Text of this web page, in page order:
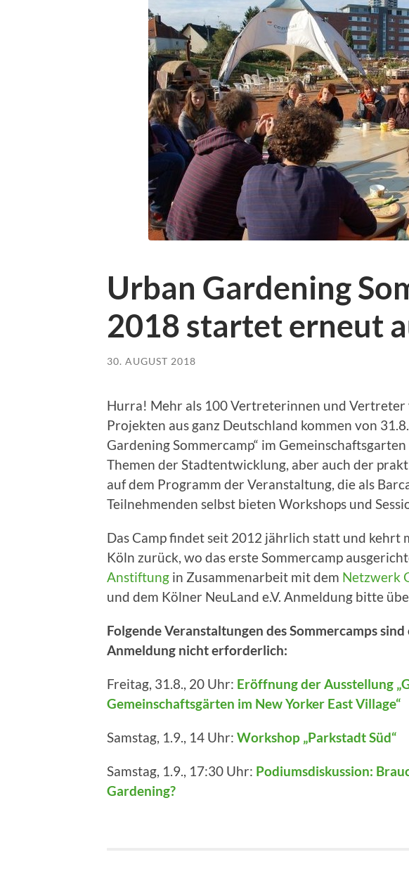
Urban Gardening
2018 startet erneut
30. AUGUST 2018
Hurra! Mehr als 100 Vertreterinnen und
Projekten aus ganz Deutschland kommen von
Gardening Sommercamp“ im
Themen der Stadtentwicklung, aber auch der
auf dem Programm der Veranstaltung, die als
Teilnehmenden selbst bieten Workshops und
Das Camp findet seit 2012 jährlich statt und kehrt
Köln zurück, wo das erste Sommercamp
Anstiftung in Zusammenarbeit mit dem Netzwerk
und dem Kölner NeuLand e.V. Anmeldung bitte
Folgende Veranstaltungen des Sommercamps
Anmeldung nicht erforderlich:
Freitag, 31.8., 20 Uhr: Eröffnung der Ausstellung
Gemeinschaftsgärten im New Yorker East Village“
Samstag, 1.9., 14 Uhr: Workshop „Parkstadt Süd“
Samstag, 1.9., 17:30 Uhr: Podiumsdiskussion:
Gardening?